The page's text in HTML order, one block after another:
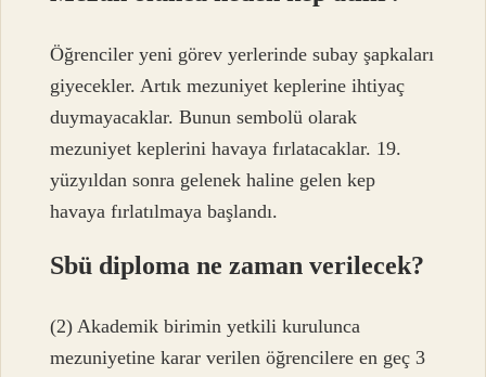
Öğrenciler yeni görev yerlerinde subay şapkaları
giyecekler. Artık mezuniyet keplerine ihtiyaç
duymayacaklar. Bunun sembolü olarak
mezuniyet keplerini havaya fırlatacaklar. 19.
yüzyıldan sonra gelenek haline gelen kep
havaya fırlatılmaya başlandı.
Sbü diploma ne zaman verilecek?
(2) Akademik birimin yetkili kurulunca
mezuniyetine karar verilen öğrencilere en geç 3